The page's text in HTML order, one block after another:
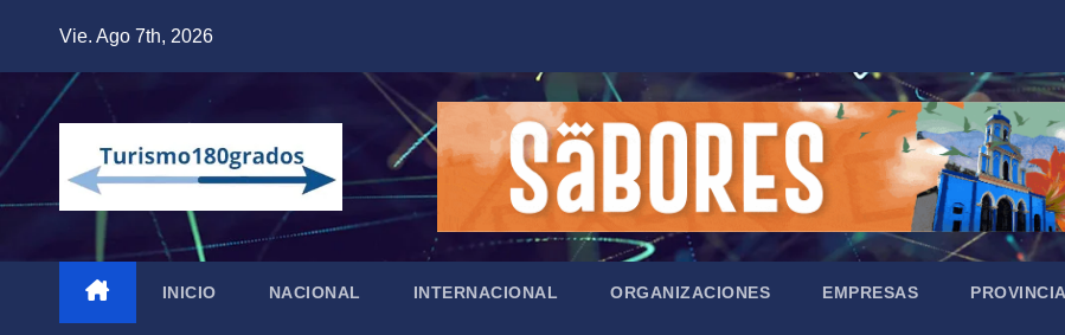
contenido
Vie. Ago 7th, 2026
INICIO NACIONAL INTERNACIONAL ORGANIZACIONES EMPRESAS